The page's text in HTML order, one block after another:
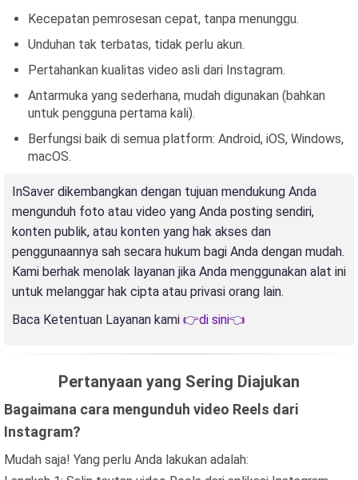
Kecepatan pemrosesan cepat, tanpa menunggu.
Unduhan tak terbatas, tidak perlu akun.
Pertahankan kualitas video asli dari Instagram.
Antarmuka yang sederhana, mudah digunakan (bahkan
untuk pengguna pertama kali).
Berfungsi baik di semua platform: Android, iOS, Windows,
macOS.
InSaver dikembangkan dengan tujuan mendukung Anda
mengunduh foto atau video yang Anda posting sendiri,
konten publik, atau konten yang hak akses dan
penggunaannya sah secara hukum bagi Anda dengan mudah.
Kami berhak menolak layanan jika Anda menggunakan alat ini
untuk melanggar hak cipta atau privasi orang lain.
Baca Ketentuan Layanan kami 👉di sini👈
Pertanyaan yang Sering Diajukan
Bagaimana cara mengunduh video Reels dari
Instagram?
Mudah saja! Yang perlu Anda lakukan adalah: